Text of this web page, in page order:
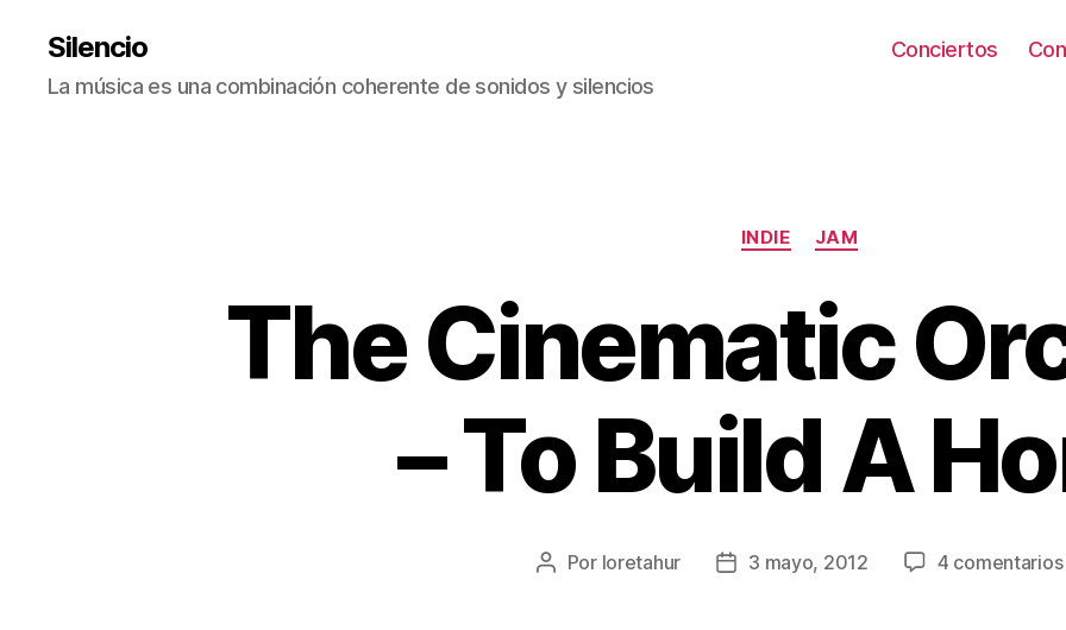
Silencio
La música es una combinación coherente de sonidos y silencios
Conciertos
Categorías
INDIE JAM
The Cinematic
– To Build A
Autor
Por loretahur
Fecha3 mayo, 2012 4 comentarios